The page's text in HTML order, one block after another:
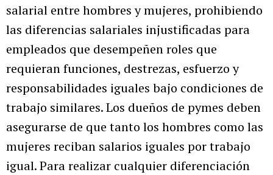
salarial entre hombres y mujeres, prohibiendo
las diferencias salariales injustificadas para
empleados que desempeñen roles que
requieran funciones, destrezas, esfuerzo y
responsabilidades iguales bajo condiciones de
trabajo similares. Los dueños de pymes deben
asegurarse de que tanto los hombres como las
mujeres reciban salarios iguales por trabajo
igual. Para realizar cualquier diferenciación